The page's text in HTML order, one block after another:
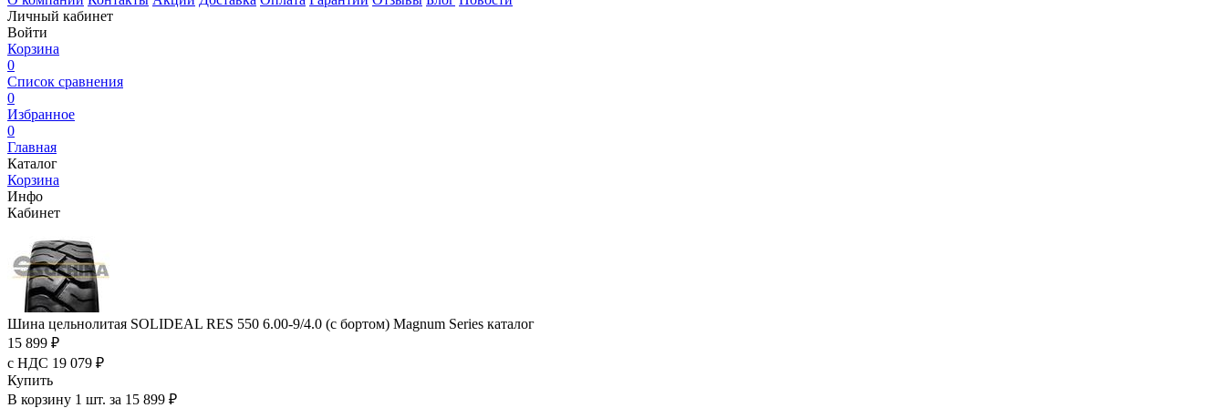
Личный кабинет
Войти
Корзина
0
Список сравнения
0
Избранное
0
Главная
Каталог
Корзина
Инфо
Кабинет
Шина цельнолитая SOLIDEAL RES 550 6.00-9/4.0 (с бортом) Magnum Series каталог
15 899 ₽
с НДС 19 079 ₽
Купить
В корзину 1 шт. за 15 899 ₽